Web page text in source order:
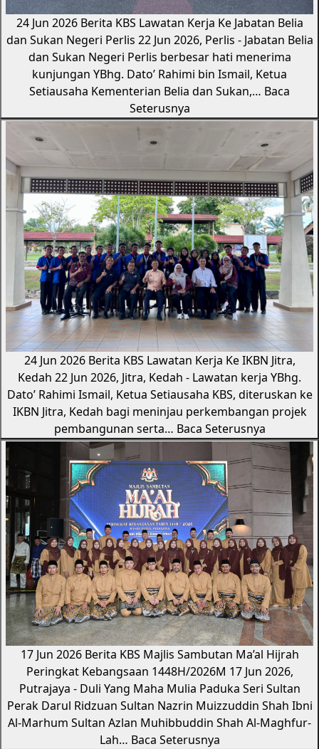
24 Jun 2026 Berita KBS Lawatan Kerja Ke Jabatan Belia
dan Sukan Negeri Perlis 22 Jun 2026, Perlis - Jabatan Belia
dan Sukan Negeri Perlis berbesar hati menerima
kunjungan YBhg. Dato’ Rahimi bin Ismail, Ketua
Setiausaha Kementerian Belia dan Sukan,… Baca
Seterusnya
24 Jun 2026 Berita KBS Lawatan Kerja Ke IKBN Jitra,
Kedah 22 Jun 2026, Jitra, Kedah - Lawatan kerja YBhg.
Dato’ Rahimi Ismail, Ketua Setiausaha KBS, diteruskan ke
IKBN Jitra, Kedah bagi meninjau perkembangan projek
pembangunan serta… Baca Seterusnya
17 Jun 2026 Berita KBS Majlis Sambutan Ma’al Hijrah
Peringkat Kebangsaan 1448H/2026M 17 Jun 2026,
Putrajaya - Duli Yang Maha Mulia Paduka Seri Sultan
Perak Darul Ridzuan Sultan Nazrin Muizzuddin Shah Ibni
Al-Marhum Sultan Azlan Muhibbuddin Shah Al-Maghfur-
Lah… Baca Seterusnya